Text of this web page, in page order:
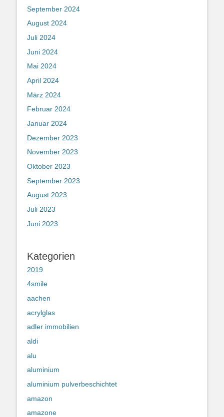
September 2024
August 2024
Juli 2024
Juni 2024
Mai 2024
April 2024
März 2024
Februar 2024
Januar 2024
Dezember 2023
November 2023
Oktober 2023
September 2023
August 2023
Juli 2023
Juni 2023
Kategorien
2019
4smile
aachen
acrylglas
adler immobilien
aldi
alu
aluminium
aluminium pulverbeschichtet
amazon
amazone